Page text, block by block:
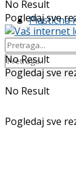
Plastična
No Result
Pogledaj sve
No Result
Pogledaj sve
No Result
Pogledaj sve